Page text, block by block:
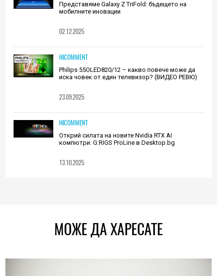
Представяме Galaxy Z TriFold: бъдещето на
мобилните иновации
02.12.2025
HICOMMENT
Philips 55OLED820/12 – какво повече може да
иска човек от един телевизор? (ВИДЕО РЕВЮ)
23.09.2025
HICOMMENT
Открий силата на новите Nvidia RTX AI
компютри: G:RIGS ProLine в Desktop.bg
13.10.2025
МОЖЕ ДА ХАРЕСАТЕ